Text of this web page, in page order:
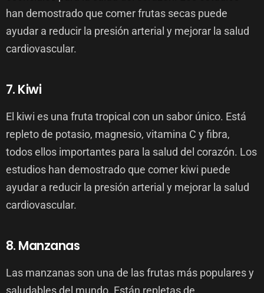
han demostrado que comer frutas secas puede
ayudar a reducir la presión arterial y mejorar la salud
cardiovascular.
7. Kiwi
El kiwi es una fruta tropical con un sabor único. Está
repleto de potasio, magnesio, vitamina C y fibra,
todos ellos importantes para la salud del corazón. Los
estudios han demostrado que comer kiwi puede
ayudar a reducir la presión arterial y mejorar la salud
cardiovascular.
8. Manzanas
Las manzanas son una de las frutas más populares y
saludables del mundo. Están repletas de